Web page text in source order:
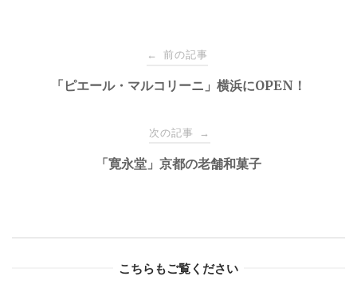
navigation
← 前の記事
「ピエール・マルコリーニ」横浜にOPEN！
次の記事 →
「寛永堂」京都の老舗和菓子
こちらもご覧ください